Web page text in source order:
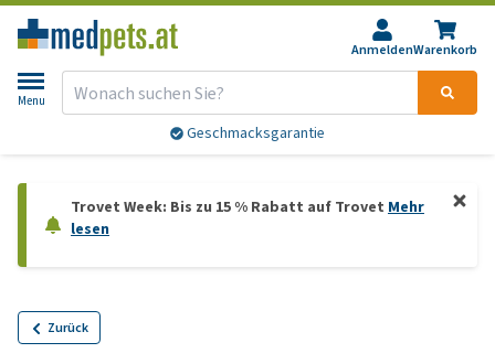
AnmeldenWarenkorb
Menu
Geschmacksgarantie
Trovet Week: Bis zu 15 % Rabatt auf Trovet Mehr
lesen
Zurück